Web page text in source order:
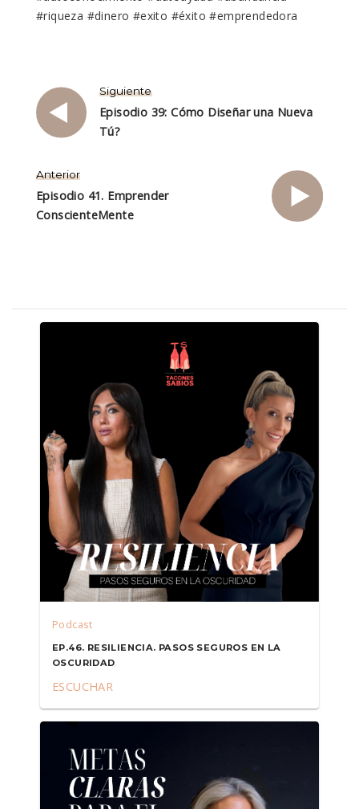
#riqueza #dinero #exito #éxito #emprendedora
Siguiente
Episodio 39: Cómo Diseñar una Nueva
Tú?
Anterior
Episodio 41. Emprender
ConscienteMente
Podcast
EP.46. RESILIENCIA. PASOS SEGUROS EN LA
OSCURIDAD
ESCUCHAR